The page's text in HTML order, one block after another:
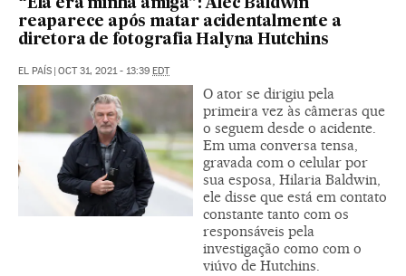
“Ela era minha amiga”: Alec Baldwin
reaparece após matar acidentalmente a
diretora de fotografia Halyna Hutchins
EL PAÍS OCT 31, 2021 - 13:39 EDT
O ator se dirigiu pela
primeira vez às câmeras que
o seguem desde o acidente.
Em uma conversa tensa,
gravada com o celular por
sua esposa, Hilaria Baldwin,
ele disse que está em contato
constante tanto com os
responsáveis pela
investigação como com o
viúvo de Hutchins.